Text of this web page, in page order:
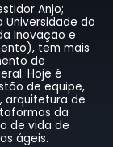
Anjo;
do
Inovação e
tem mais
de
Hoje é
de equipe,
arquitetura de
da
de vida de
ágeis.